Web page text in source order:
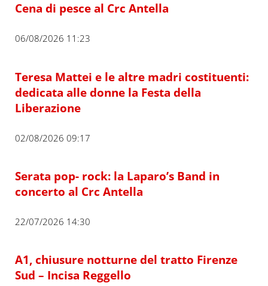
Cena di pesce al Crc Antella
06/08/2026 11:23
Teresa Mattei e le altre madri costituenti:
dedicata alle donne la Festa della
Liberazione
02/08/2026 09:17
Serata pop- rock: la Laparo’s Band in
concerto al Crc Antella
22/07/2026 14:30
A1, chiusure notturne del tratto Firenze
Sud – Incisa Reggello